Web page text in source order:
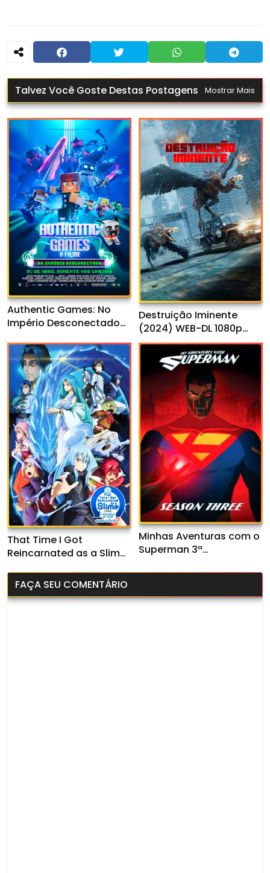
Talvez Você Goste Destas Postagens Mostrar Mais
Authentic Games: No
Império Desconectado
Nacional
Destruição Iminente
(2024) WEB-DL 1080p
Dual Áudio
That Time I Got
Reincarnated as a Slime
azul-celeste (2026)
WEB-DL 1080p Dual Áudio
Minhas Aventuras com o
Superman 3ª
DL 1080p Dual Áudio
FAÇA SEU COMENTÁRIO